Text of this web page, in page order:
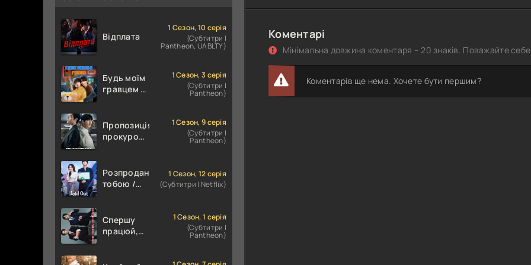
Коментарі
Мінімальна довжина коментаря – 20 знаків. Поважайте себе
Коментарів ще нема. Хочете бути першим?
Відплата
1 Сезон, 10 серія
(Субтитри |
Pantheon, UABLTY)
Будь моїм
гравцем /
1 Сезон, 3 серія
(Субтитри |
Pantheon)
Пропозиція
прокурора
пропозиція
1 Сезон, 9 серія
(Субтитри |
Pantheon)
Розпродана
тобою /
1 Сезон, 12 серія
(Субтитри | Netflix)
Спершу
працюй,
1 Сезон, 1 серія
(Субтитри |
Pantheon)